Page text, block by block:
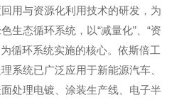
用与资源化利用技术的研发，为
生态循环系统，以“减量化”、“资
为循环系统实施的核心。依斯倍工
系统已广泛应用于新能源汽车、
处理电镀、涂装生产线、电子半